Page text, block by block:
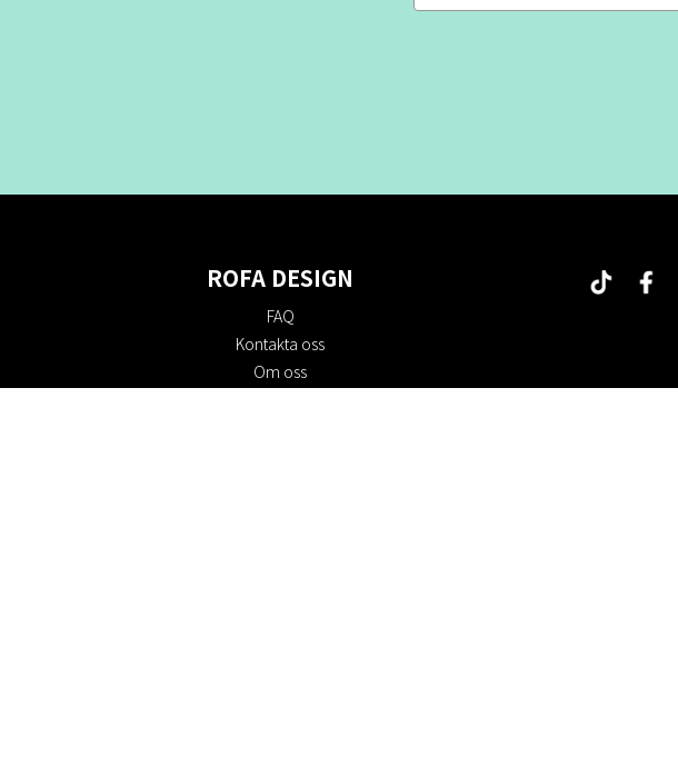
ROFA DESIGN
FAQ
Kontakta oss
Om oss